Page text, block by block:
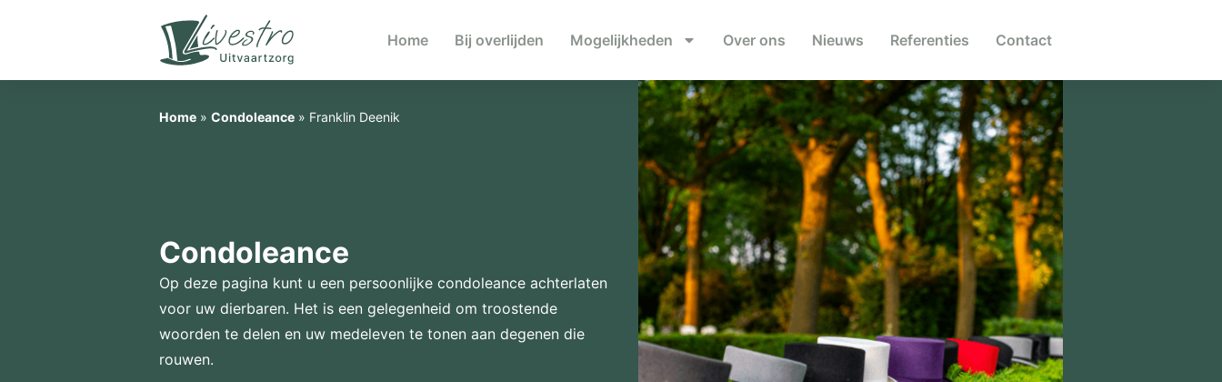
Home Bij overlijden Mogelijkheden Over ons Nieuws Referenties Contact
Home» Condoleance» Franklin Deenik
Condoleance
Op deze pagina kunt u een persoonlijke condoleance achterlaten
voor uw dierbaren. Het is een gelegenheid om troostende
woorden te delen en uw medeleven te tonen aan degenen die
rouwen.